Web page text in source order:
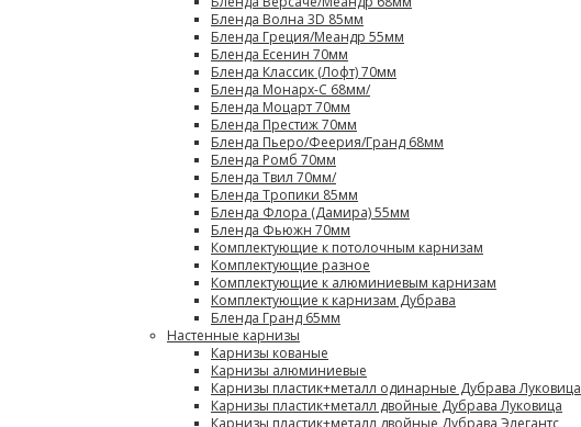
Бленда Волна 3D 85мм
Бленда Греция/Меандр 55мм
Бленда Есенин 70мм
Бленда Классик (Лофт) 70мм
Бленда Монарх-С 68мм/
Бленда Моцарт 70мм
Бленда Престиж 70мм
Бленда Пьеро/Феерия/Гранд 68мм
Бленда Ромб 70мм
Бленда Твил 70мм/
Бленда Тропики 85мм
Бленда Флора (Дамира) 55мм
Бленда Фьюжн 70мм
Комплектующие к потолочным карнизам
Комплектующие разное
Комплектующие к алюминиевым карнизам
Комплектующие к карнизам Дубрава
Бленда Гранд 65мм
Настенные карнизы
Карнизы кованые
Карнизы алюминиевые
Карнизы пластик+металл одинарные Дубрава Луковица
Карнизы пластик+металл двойные Дубрава Луковица
Карнизы пластик+металл двойные Дубрава Элегантс